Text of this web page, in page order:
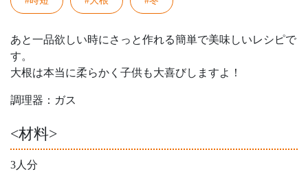
あと一品欲しい時にさっと作れる簡単で美味しいレシピで
す。
大根は本当に柔らかく子供も大喜びしますよ！
調理器：ガス
<材料>
3人分